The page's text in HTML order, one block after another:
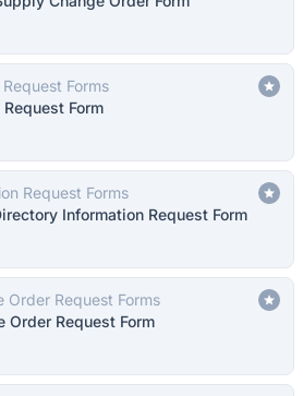
Forms
Form
Request Forms
Information Request Form
Order Request Forms
Order Request Form